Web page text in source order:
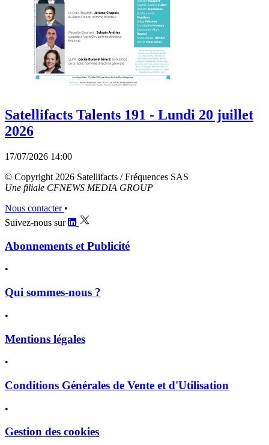
Satellifacts Talents 191 - Lundi 20 juillet
2026
17/07/2026 14:00
© Copyright 2026 Satellifacts / Fréquences SAS
Une filiale CFNEWS MEDIA GROUP
Nous contacter •
Suivez-nous sur
Abonnements et Publicité
•
Qui sommes-nous ?
•
Mentions légales
•
Conditions Générales de Vente et d'Utilisation
•
Gestion des cookies